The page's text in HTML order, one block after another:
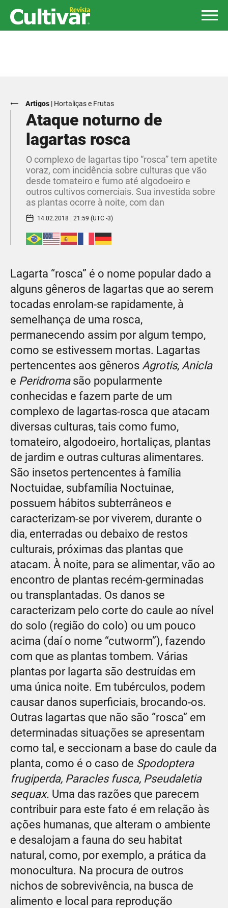
Artigos | Hortaliças e Frutas
Ataque noturno de
lagartas rosca
O complexo de lagartas tipo “rosca” tem apetite
voraz, com incidência sobre culturas que vão
desde tomateiro e fumo até algodoeiro e
outros cultivos comerciais. Sua investida sobre
as plantas ocorre à noite, com dan
14.02.2018 | 21:59 (UTC -3)
Lagarta “rosca” é o nome popular dado a
alguns gêneros de lagartas que ao serem
tocadas enrolam-se rapidamente, à
semelhança de uma rosca,
permanecendo assim por algum tempo,
como se estivessem mortas. Lagartas
pertencentes aos gêneros Agrotis, Anicla
e Peridroma são popularmente
conhecidas e fazem parte de um
complexo de lagartas-rosca que atacam
diversas culturas, tais como fumo,
tomateiro, algodoeiro, hortaliças, plantas
de jardim e outras culturas alimentares.
São insetos pertencentes à família
Noctuidae, subfamília Noctuinae,
possuem hábitos subterrâneos e
caracterizam-se por viverem, durante o
dia, enterradas ou debaixo de restos
culturais, próximas das plantas que
atacam. À noite, para se alimentar, vão ao
encontro de plantas recém-germinadas
ou transplantadas. Os danos se
caracterizam pelo corte do caule ao nível
do solo (região do colo) ou um pouco
acima (daí o nome “cutworm”), fazendo
com que as plantas tombem. Várias
plantas por lagarta são destruídas em
uma única noite. Em tubérculos, podem
causar danos superficiais, brocando-os.
Outras lagartas que não são “rosca” em
determinadas situações se apresentam
como tal, e seccionam a base do caule da
planta, como é o caso de Spodoptera
frugiperda, Paracles fusca, Pseudaletia
sequax. Uma das razões que parecem
contribuir para este fato é em relação às
ações humanas, que alteram o ambiente
e desalojam a fauna do seu habitat
natural, como, por exemplo, a prática da
monocultura. Na procura de outros
nichos de sobrevivência, na busca de
alimento e local para reprodução